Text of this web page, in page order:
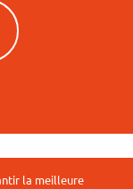
la meilleure